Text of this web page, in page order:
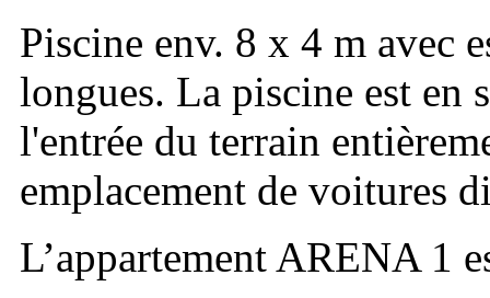
Piscine env. 8 x 4 m avec
longues. La piscine est en
l'entrée du terrain
emplacement de voitures
L’appartement ARENA 1